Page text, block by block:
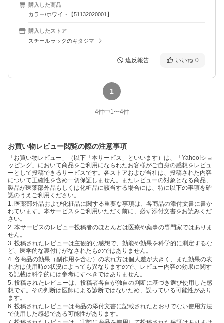
購入した商品
カラー/ホワイト【51132020001】
購入したストア
スチールラックのキタジマ
違反報告 いいね 0
1
4件中1〜4件
お買い物レビュー閲覧の際の注意事項
「お買い物レビュー」（以下「本サービス」といいます）は、「Yahoo!ショ
ッピング」において商品をご利用になられたお客様がご自身の感想をレビュ
ーとして投稿できるサービスです。各ストアおよび当社は、投稿された内容
について正確性を含め一切保証しません。またレビューの対象となる商品、
製品が医薬部外品もしくは化粧品に該当する場合には、特に以下の事項を確
認のうえご利用ください。
1. 医薬部外品および化粧品に関する重要な事項は、各商品の添付文書に書か
れています。本サービスをご利用いただく前に、必ず添付文書をお読みくだ
さい。
2. 本サービスのレビュー投稿者のほとんどは医療や薬事の専門家ではありま
せん。
3. 投稿されたレビューは主観的な感想で、効能や効果を科学的に測定するな
ど、医学的な裏付けがなされたものではありません。
4. 各商品の効果（副作用を含む）の表れ方は個人差が大きく、また効果の表
れ方は使用時の状況によっても異なりますので、レビュー内容の効果に関す
る記載は科学的には参考にすべきではありません。
5. 投稿されたレビューは、投稿者各自が独自の判断に基づき選び使用した感
想です。その判断は医師による診断ではないため、誤っている可能性があり
ます。
6. 投稿されたレビューは商品の添付文書に記載されたとおりでない使用方法
で使用した感想である可能性があります。